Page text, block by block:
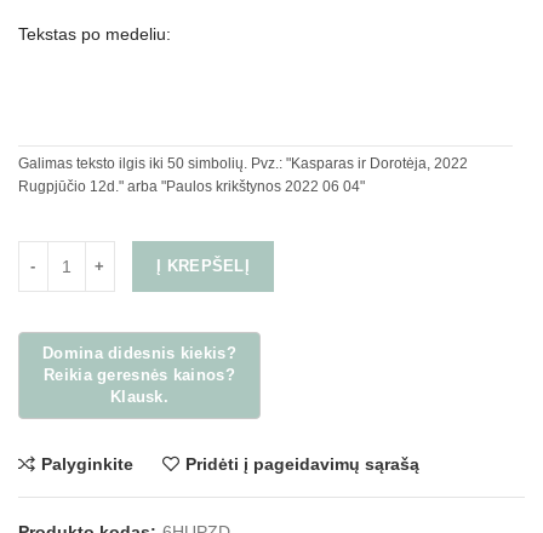
Tekstas po medeliu:
Galimas teksto ilgis iki 50 simbolių. Pvz.: "Kasparas ir Dorotėja, 2022
Rugpjūčio 12d." arba "Paulos krikštynos 2022 06 04"
Į KREPŠELĮ
Palyginkite Pridėti į pageidavimų sąrašą